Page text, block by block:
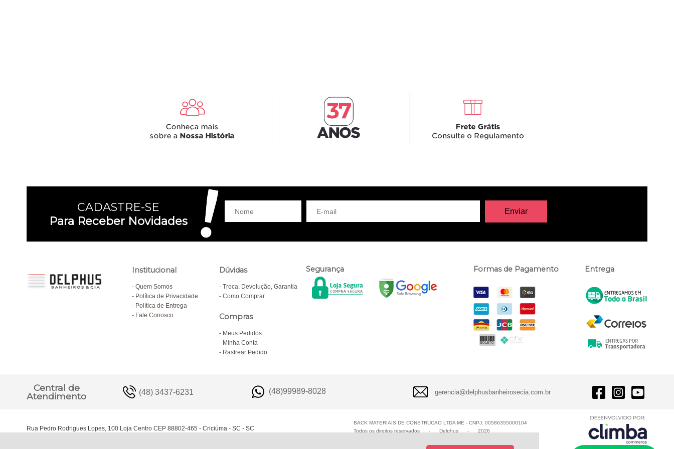
CADASTRE-SE
Para Receber Novidades
Institucional
Quem Somos
Política de Privacidade
Política de Entrega
Fale Conosco
Dúvidas
Troca, Devolução, Garantia
Como Comprar
Compras
Meus Pedidos
Minha Conta
Rastrear Pedido
Segurança Formas de Pagamento Entrega
Central de
Atendimento
(48) 3437-6231 (48)99989-8028 gerencia@delphusbanheirosecia.com.br
Rua Pedro Rodrigues Lopes, 100 Loja Centro CEP 88802-465 - Criciúma - SC - SC
BACK MATERIAIS DE CONSTRUCAO LTDA ME - CNPJ: 00586355000104
Todos os direitos reservados
- Delphus - 2026